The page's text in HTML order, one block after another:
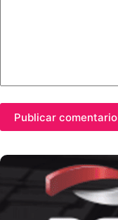
Publicar comentario